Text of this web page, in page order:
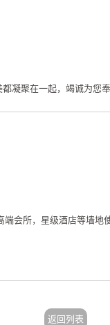
凝聚在一起，竭诚为您
会所，星级酒店等墙地使
返回列表